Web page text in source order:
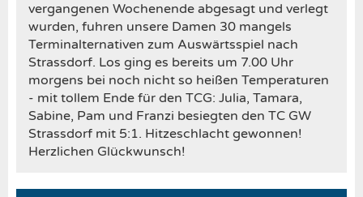
vergangenen Wochenende abgesagt und verlegt
wurden, fuhren unsere Damen 30 mangels
Terminalternativen zum Auswärtsspiel nach
Strassdorf. Los ging es bereits um 7.00 Uhr
morgens bei noch nicht so heißen Temperaturen
- mit tollem Ende für den TCG: Julia, Tamara,
Sabine, Pam und Franzi besiegten den TC GW
Strassdorf mit 5:1. Hitzeschlacht gewonnen!
Herzlichen Glückwunsch!